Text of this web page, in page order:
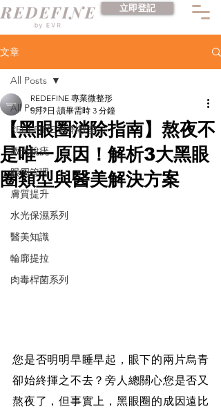
立即登記
文章
All Posts
REDEFINE 針劑教室
激光脫疣
眼周管理
膚質提升
水光保濕系列
醫美知識
輪廓提拉
肉毒桿菌系列
All Posts
【黑眼圈消除指南】熬夜不
是唯一原因！解析3大黑眼
圈類型與醫美解決方案
REDEFINE 專業微整形
5月7日 讀畢需時 3 分鐘
您是否明明早睡早起，眼下的兩片烏青
卻始終揮之不去？旁人總關心您是否又
熬夜了，但事實上，黑眼圈的成因遠比